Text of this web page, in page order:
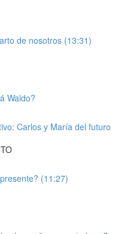
de nosotros (13:31)
Waldo?
Carlos y María del futuro
(11:27)